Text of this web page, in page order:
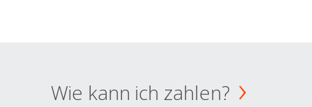
Wie kann ich zahlen?